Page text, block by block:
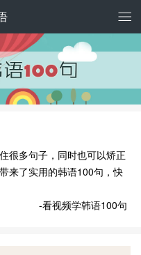
很多句子，同时也可以矫正
来了实用的韩语100句，快
-看视频学韩语100句